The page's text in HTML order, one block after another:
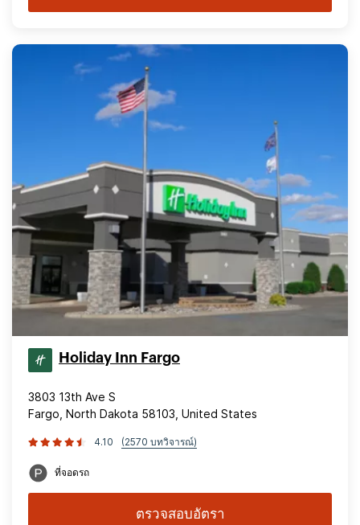
Holiday Inn Fargo
3803 13th Ave S
Fargo, North Dakota 58103, United States
4.10 (2570 บทวิจารณ์)
ที่จอดรถ
ตรวจสอบอัตรา